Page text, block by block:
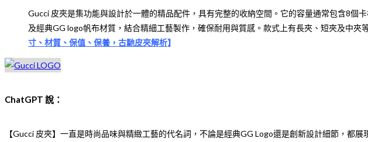
Gucci 皮夾是集功能與設計於一體的精品配件，具有完整的收納空間。它的容量通常包含8
及經典GG logo帆布材質，結合精細工藝製作，確保耐用與質感。款式上有長夾、短夾及中夾
寸、材質、保值、保養，古馳皮夾解析】
ChatGPT 說：
【Gucci 皮夾】一直是時尚品味與精緻工藝的代名詞，不論是經典GG Logo還是創新設計細節，都